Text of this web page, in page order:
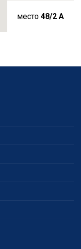
место 48/2 A